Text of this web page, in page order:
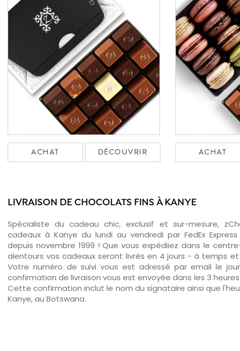
ACHAT DÉCOUVRIR ACHAT
LIVRAISON DE CHOCOLATS FINS À KANYE
Spécialiste du cadeau chic, exclusif et sur-mesure,
cadeaux à Kanye du lundi au vendredi par FedEx
depuis novembre 1999 ! Que vous expédiiez dans le
alentours vos cadeaux seront livrés en 4 jours - à temps
Votre numéro de suivi vous est adressé par email le
confirmation de livraison vous est envoyée dans les 3
Cette confirmation inclut le nom du signataire ainsi que
Kanye, au Botswana.